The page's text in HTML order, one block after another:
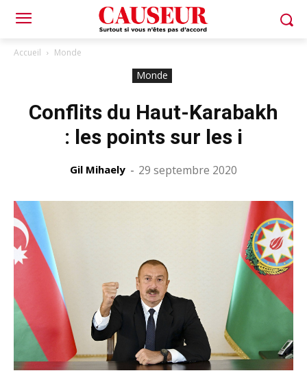
Accueil Monde
Monde
Conflits du Haut-Karabakh
: les points sur les i
Gil Mihaely - 29 septembre 2020